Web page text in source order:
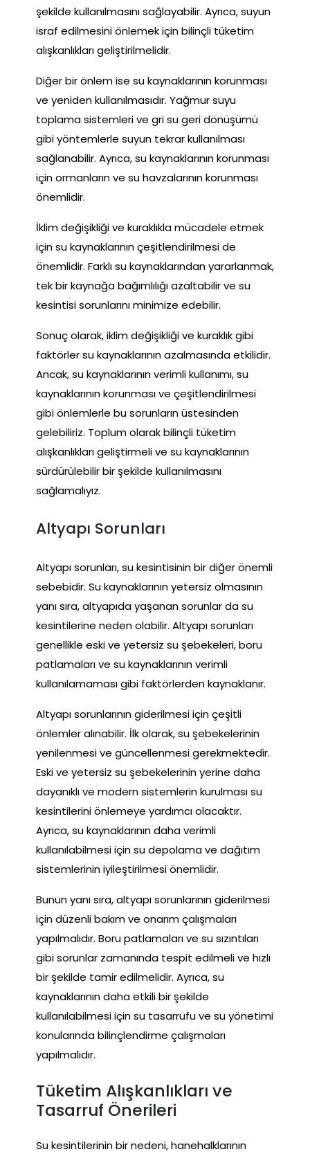
şekilde kullanılmasını sağlayabilir. Ayrıca, suyun
israf edilmesini önlemek için bilinçli tüketim
alışkanlıkları geliştirilmelidir.
Diğer bir önlem ise su kaynaklarının korunması
ve yeniden kullanılmasıdır. Yağmur suyu
toplama sistemleri ve gri su geri dönüşümü
gibi yöntemlerle suyun tekrar kullanılması
sağlanabilir. Ayrıca, su kaynaklarının korunması
için ormanların ve su havzalarının korunması
önemlidir.
İklim değişikliği ve kuraklıkla mücadele etmek
için su kaynaklarının çeşitlendirilmesi de
önemlidir. Farklı su kaynaklarından yararlanmak,
tek bir kaynağa bağımlılığı azaltabilir ve su
kesintisi sorunlarını minimize edebilir.
Sonuç olarak, iklim değişikliği ve kuraklık gibi
faktörler su kaynaklarının azalmasında etkilidir.
Ancak, su kaynaklarının verimli kullanımı, su
kaynaklarının korunması ve çeşitlendirilmesi
gibi önlemlerle bu sorunların üstesinden
gelebiliriz. Toplum olarak bilinçli tüketim
alışkanlıkları geliştirmeli ve su kaynaklarının
sürdürülebilir bir şekilde kullanılmasını
sağlamalıyız.
Altyapı Sorunları
Altyapı sorunları, su kesintisinin bir diğer önemli
sebebidir. Su kaynaklarının yetersiz olmasının
yanı sıra, altyapıda yaşanan sorunlar da su
kesintilerine neden olabilir. Altyapı sorunları
genellikle eski ve yetersiz su şebekeleri, boru
patlamaları ve su kaynaklarının verimli
kullanılamaması gibi faktörlerden kaynaklanır.
Altyapı sorunlarının giderilmesi için çeşitli
önlemler alınabilir. İlk olarak, su şebekelerinin
yenilenmesi ve güncellenmesi gerekmektedir.
Eski ve yetersiz su şebekelerinin yerine daha
dayanıklı ve modern sistemlerin kurulması su
kesintilerini önlemeye yardımcı olacaktır.
Ayrıca, su kaynaklarının daha verimli
kullanılabilmesi için su depolama ve dağıtım
sistemlerinin iyileştirilmesi önemlidir.
Bunun yanı sıra, altyapı sorunlarının giderilmesi
için düzenli bakım ve onarım çalışmaları
yapılmalıdır. Boru patlamaları ve su sızıntıları
gibi sorunlar zamanında tespit edilmeli ve hızlı
bir şekilde tamir edilmelidir. Ayrıca, su
kaynaklarının daha etkili bir şekilde
kullanılabilmesi için su tasarrufu ve su yönetimi
konularında bilinçlendirme çalışmaları
yapılmalıdır.
Tüketim Alışkanlıkları ve
Tasarruf Önerileri
Su kesintilerinin bir nedeni, hanehalklarının